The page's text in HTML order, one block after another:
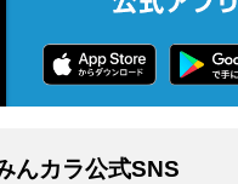
んカラ公式SNS